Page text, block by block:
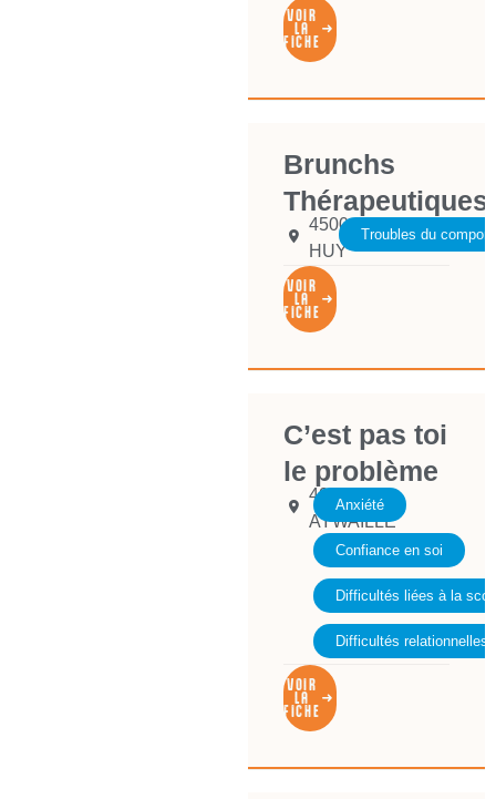
VOIR
LA
FICHE
Brunchs
Thérapeutiques
4500
HUY
Troubles du
VOIR
LA
FICHE
C’est pas toi
le problème
4920
AYWAILLE
Anxiété
Confiance en soi
Difficultés liées à la
Difficultés relationnelles
VOIR
LA
FICHE